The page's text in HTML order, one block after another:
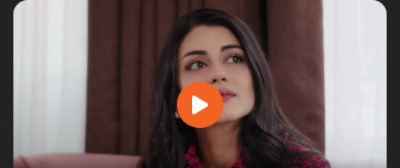
Play